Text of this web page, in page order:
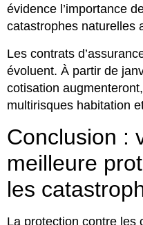
évidence l’importance
catastrophes naturelles
Les contrats
évoluent. À partir de
cotisation
multirisques habitation
Conclusion :
meilleure
les
La protection contre les